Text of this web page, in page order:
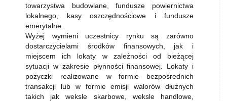
towarzystwa budowlane, fundusze powiernictwa
lokalnego, kasy oszczędnościowe i fundusze
emerytalne.
Wyżej wymieni uczestnicy rynku są zarówno
dostarczycielami środków finansowych, jak i
miejscem ich lokaty w zależności od bieżącej
sytuacji w zakresie płynności finansowej. Lokaty i
pożyczki realizowane w formie bezpośrednich
transakcji lub w formie emisji walorów dłużnych
takich jak weksle skarbowe, weksle handlowe,